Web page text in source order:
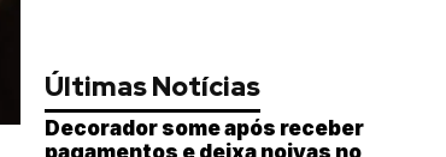
Últimas Notícias
Decorador some após receber
pagamentos e deixa noivas no